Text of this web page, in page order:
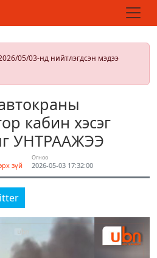
05/03-нд нийтлэгдсэн мэдээ
кабин хэсэг
УНТРААЖЭЭ
зүй
Огноо
2026-05-03 17:32:00